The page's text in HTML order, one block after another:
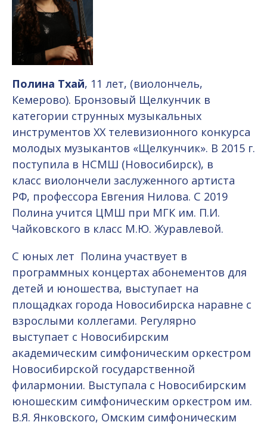
Полина Тхай, 11 лет, (виолончель,
Кемерово). Бронзовый Щелкунчик в
категории струнных музыкальных
инструментов ХХ телевизионного конкурса
молодых музыкантов «Щелкунчик». В 2015 г.
поступила в НСМШ (Новосибирск), в
класс виолончели заслуженного артиста
РФ, профессора Евгения Нилова. С 2019
Полина учится ЦМШ при МГК им. П.И.
Чайковского в класс М.Ю. Журавлевой.
С юных лет Полина участвует в
программных концертах абонементов для
детей и юношества, выступает на
площадках города Новосибирска наравне с
взрослыми коллегами. Регулярно
выступает с Новосибирским
академическим симфоническим оркестром
Новосибирской государственной
филармонии. Выступала с Новосибирским
юношеским симфоническим оркестром им.
В.Я. Янковского, Омским симфоническим